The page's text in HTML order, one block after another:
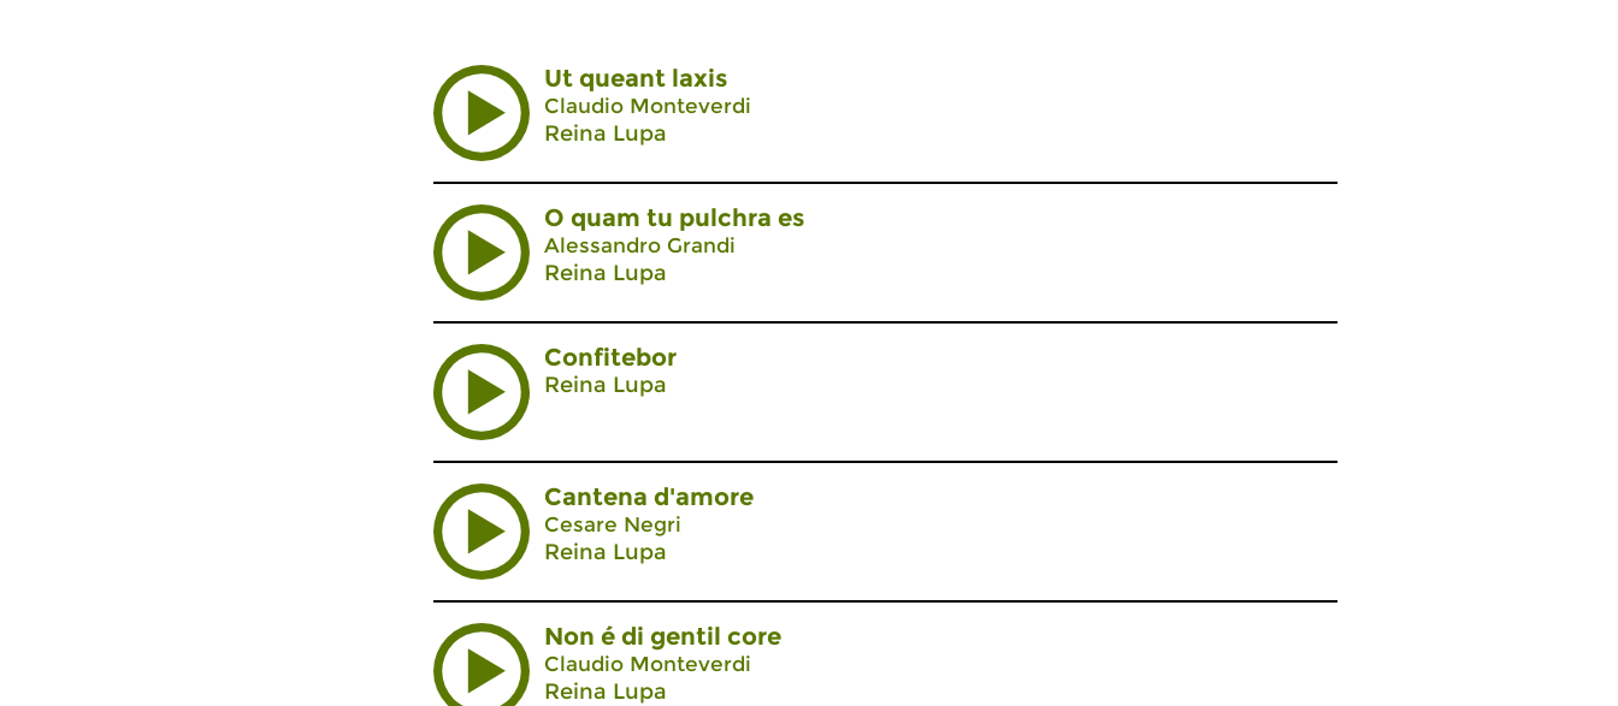
Ut queant laxis
Claudio Monteverdi
Reina Lupa
O quam tu pulchra es
Alessandro Grandi
Reina Lupa
Confitebor
Reina Lupa
Cantena d'amore
Cesare Negri
Reina Lupa
Non é di gentil core
Claudio Monteverdi
Reina Lupa